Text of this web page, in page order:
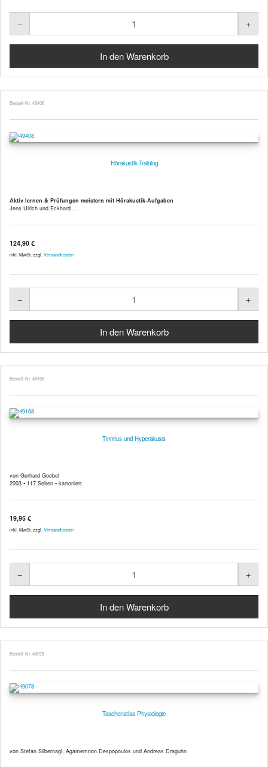
Bestell-Nr. 49408
Hörakustik-Training
Aktiv lernen & Prüfungen meistern mit Hörakustik-Aufgaben
Jens Ulrich und Eckhard ...
124,90 €
inkl. MwSt. zzgl. Versandkosten
Bestell-Nr. 49168
Tinnitus und Hyperakusis
von Gerhard Goebel
2003 ▪ 117 Seiten ▪ kartoniert
19,95 €
inkl. MwSt. zzgl. Versandkosten
Bestell-Nr. 49078
Taschenatlas Physiologie
von Stefan Silbernagl, Agamemnon Despopoulos und Andreas Draguhn